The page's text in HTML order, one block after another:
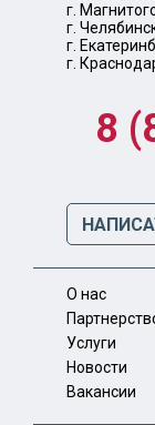
г.
г.
г.
г.
8
О нас
Услуги
Новости
Вакансии